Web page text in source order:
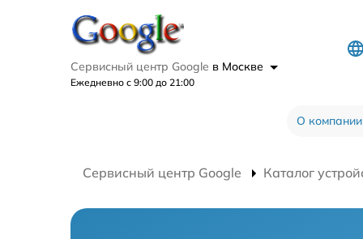
Сервисный центр Google в Москве
Ежедневно с 9:00 до 21:00
О компании
Сервисный центр Google Каталог